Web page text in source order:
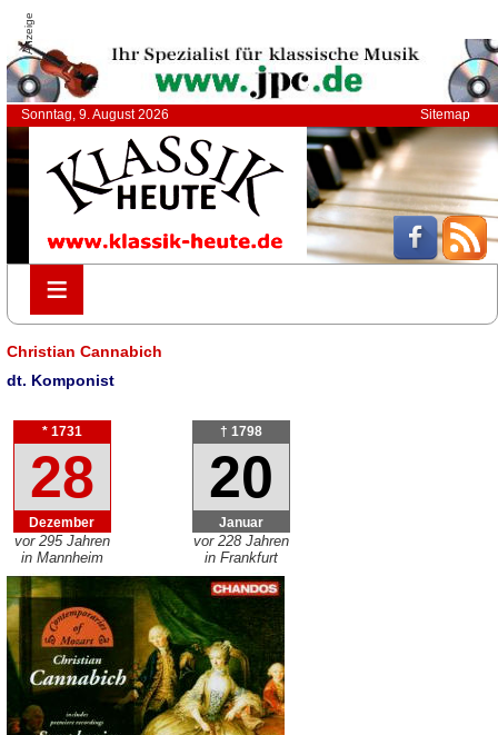
Anzeige
Sonntag, 9. August 2026 Sitemap
≡
≡
Christian Cannabich
dt. Komponist
* 1731
28
Dezember
vor 295 Jahren
in Mannheim
† 1798
20
Januar
vor 228 Jahren
in Frankfurt